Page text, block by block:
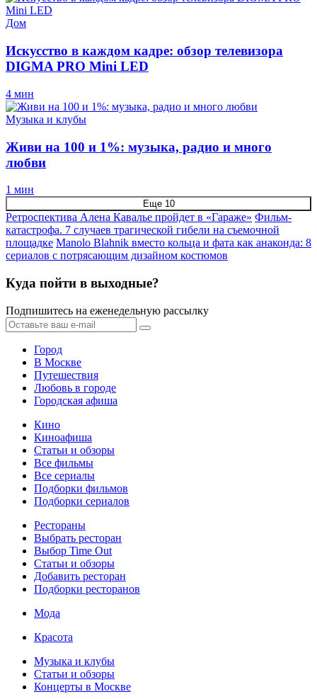
Дом
Искусство в каждом кадре: обзор телевизора
DIGMA PRO Mini LED
4 мин
Музыка и клубы
Живи на 100 и 1%: музыка, радио и много
любви
1 мин
Еще 10
Ретроспектива Алена Кавалье пройдет в «Гараже» Фильм-
катастрофа. 7 случаев трагической гибели на съемочной
площадке Manolo Blahnik вместо кольца и фата как анаконда: 8
сериалов с потрясающим дизайном костюмов
Куда пойти в выходные?
Подпишитесь на еженедельную рассылку
Город
В Москве
Путешествия
Любовь в городе
Городская афиша
Кино
Киноафиша
Статьи и обзоры
Все фильмы
Все сериалы
Подборки фильмов
Подборки сериалов
Рестораны
Выбрать ресторан
Выбор Time Out
Статьи и обзоры
Добавить ресторан
Подборки ресторанов
Мода
Красота
Музыка и клубы
Статьи и обзоры
Концерты в Москве